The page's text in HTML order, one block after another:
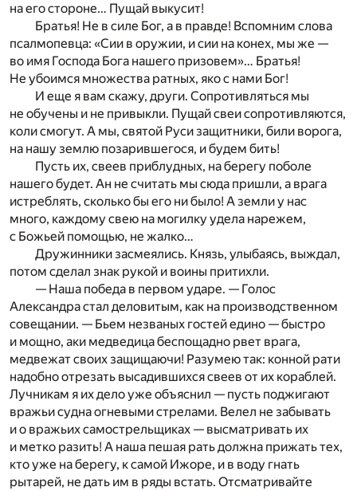
на его стороне… Пущай выкусит!
Братья! Не в силе Бог, а в правде! Вспомним слова
псалмопевца: «Сии в оружии, и сии на конех, мы же —
во имя Господа Бога нашего призовем»… Братья!
Не убоимся множества ратных, яко с нами Бог!
И еще я вам скажу, други. Сопротивляться мы
не обучены и не привыкли. Пущай свеи сопротивляются,
коли смогут. А мы, святой Руси защитники, били ворога,
на нашу землю позарившегося, и будем бить!
Пусть их, свеев приблудных, на берегу поболе
нашего будет. Ан не считать мы сюда пришли, а врага
истреблять, сколько бы его ни было! А земли у нас
много, каждому свею на могилку удела нарежем,
с Божьей помощью, не жалко…
Дружинники засмеялись. Князь, улыбаясь, выждал,
потом сделал знак рукой и воины притихли.
— Наша победа в первом ударе. — Голос
Александра стал деловитым, как на производственном
совещании. — Бьем незваных гостей едино — быстро
и мощно, аки медведица беспощадно рвет врага,
медвежат своих защищаючи! Разумею так: конной рати
надобно отрезать высадившихся свеев от их кораблей.
Лучникам я их дело уже объяснил — пусть поджигают
вражьи судна огневыми стрелами. Велел не забывать
и о вражьих самострельщиках — высматривать их
и метко разить! А наша пешая рать должна прижать тех,
кто уже на берегу, к самой Ижоре, и в воду гнать
рытарей, не дать им в ряды встать. Отсматривайте